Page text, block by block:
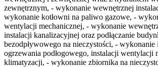
zewnętrznym, - wykonanie wewnętrznej
wykonanie kotłowni na paliwo gazowe, -
wentylacji mechanicznej, - wykonanie
instalacji kanalizacyjnej oraz podłączanie
bezodpływowego na nieczystości, - wykonanie
ogrzewania podłogowego, instalacji wentylacji
klimatyzacji, - wykonanie zbiornika na